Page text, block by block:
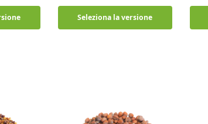
Seleziona la versione